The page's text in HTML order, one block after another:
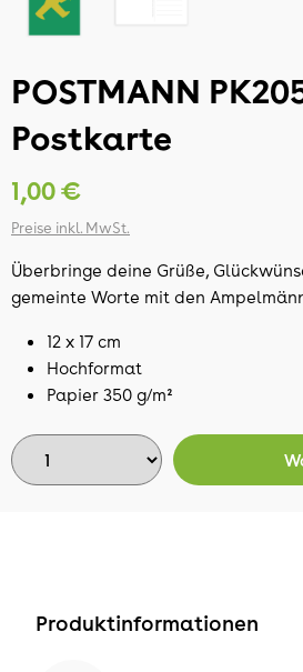
POSTMANN
Postkarte
1,00 €
Preise inkl. MwSt.
Überbringe deine Grüße,
gemeinte Worte mit den
12 x 17 cm
Hochformat
Papier 350 g/m²
Produktinformationen